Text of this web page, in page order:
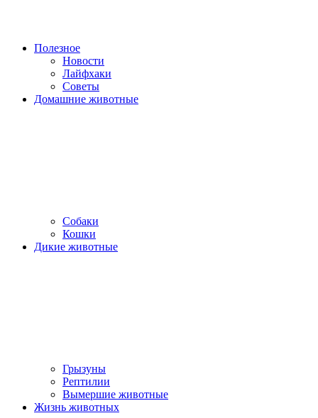
Полезное
Новости
Лайфхаки
Советы
Домашние животные
Собаки
Кошки
Дикие животные
Грызуны
Рептилии
Вымершие животные
Жизнь животных